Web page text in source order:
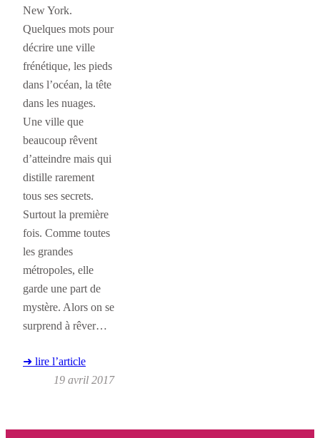
New York.
Quelques mots pour
décrire une ville
frénétique, les pieds
dans l’océan, la tête
dans les nuages.
Une ville que
beaucoup rêvent
d’atteindre mais qui
distille rarement
tous ses secrets.
Surtout la première
fois. Comme toutes
les grandes
métropoles, elle
garde une part de
mystère. Alors on se
surprend à rêver…
➜ lire l’article
19 avril 2017